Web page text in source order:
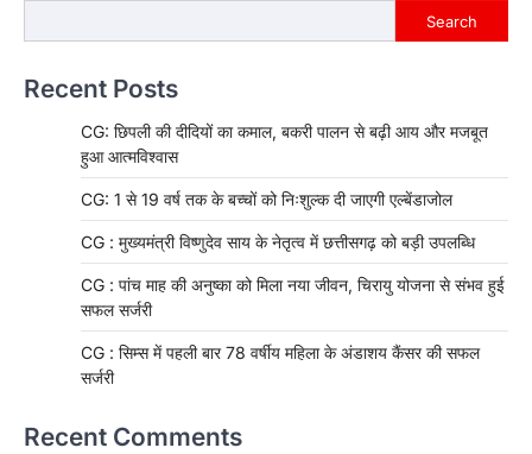
Search
Recent Posts
CG: छिपली की दीदियों का कमाल, बकरी पालन से बढ़ी आय और मजबूत
हुआ आत्मविश्वास
CG: 1 से 19 वर्ष तक के बच्चों को निःशुल्क दी जाएगी एल्बेंडाजोल
CG : मुख्यमंत्री विष्णुदेव साय के नेतृत्व में छत्तीसगढ़ को बड़ी उपलब्धि
CG : पांच माह की अनुष्का को मिला नया जीवन, चिरायु योजना से संभव हुई
सफल सर्जरी
CG : सिम्स में पहली बार 78 वर्षीय महिला के अंडाशय कैंसर की सफल
सर्जरी
Recent Comments